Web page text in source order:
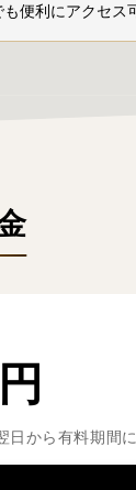
も便利にアクセス
円
から有料期間に